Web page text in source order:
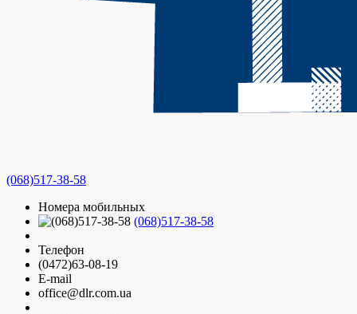
(068)517-38-58
Номера мобильных
(068)517-38-58
Телефон
(0472)63-08-19
E-mail
office@dlr.com.ua